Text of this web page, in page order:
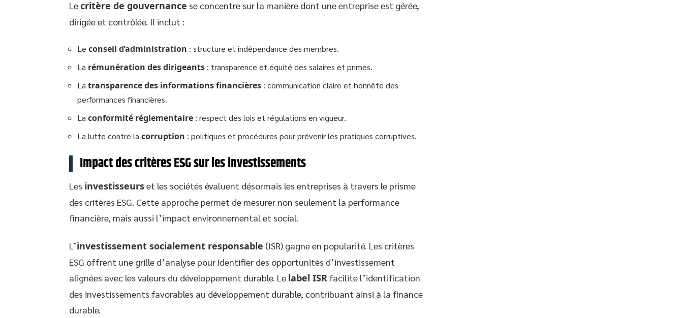
Lecritère de gouvernance se concentre sur la manière dont une entreprise est gérée,
dirigée et contrôlée. Il inclut :
Le conseil d’administration : structure et indépendance des membres.
La rémunération des dirigeants : transparence et équité des salaires et primes.
La transparence des informations financières : communication claire et honnête des
performances financières.
La conformité réglementaire : respect des lois et régulations en vigueur.
La lutte contre la corruption : politiques et procédures pour prévenir les pratiques corruptives.
Impact des critères ESG sur les investissements
Les investisseurset les sociétés évaluent désormais les entreprises à travers le prisme
des critères ESG. Cette approche permet de mesurer non seulement la performance
financière, mais aussi l’impact environnemental et social.
L’investissement socialement responsable (ISR) gagne en popularité. Les critères
ESG offrent une grille d’analyse pour identifier des opportunités d’investissement
alignées avec les valeurs du développement durable. Le label ISR facilite l’identification
des investissements favorables au développement durable, contribuant ainsi à la finance
durable.